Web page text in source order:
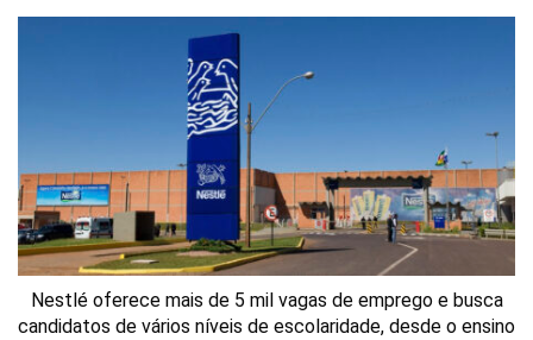
Nestlé oferece mais de 5 mil vagas de emprego e busca
candidatos de vários níveis de escolaridade, desde o ensino